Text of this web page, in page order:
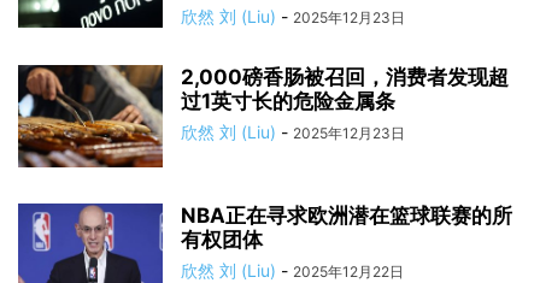
欣然 刘 (Liu) - 2025年12月23日
2,000磅香肠被召回，消费者发现超
过1英寸长的危险金属条
欣然 刘 (Liu) - 2025年12月23日
NBA正在寻求欧洲潜在篮球联赛的所
有权团体
欣然 刘 (Liu) - 2025年12月22日